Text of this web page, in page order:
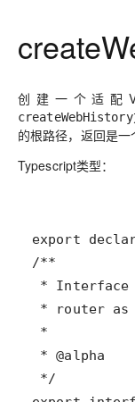
创建一个适配
createWebHistory
的根路径，返回是一
Typescript类型：